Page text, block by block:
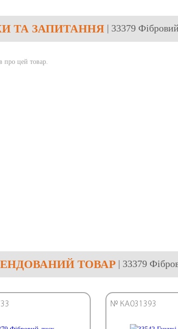
ТА ЗАПИТАННЯ | 33379
про цей товар.
ТОВАР | 33379
№ КА031393